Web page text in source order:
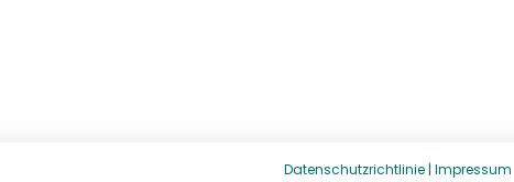
Datenschutzrichtlinie | Impressum